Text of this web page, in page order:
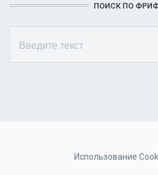
ПОИСК ПО
Использование